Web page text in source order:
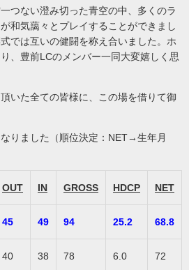
つない澄み切った青空の中、多くのラ
和気藹々とプレイすることができまし
では互いの健闘を称え合いました。ホ
、豊前LCのメンバー一同大変嬉しく思
いた全ての皆様に、この場を借りて御
りました（順位決定：NET→生年月
OUT IN GROSS HDCP NET
45 49 94 25.2 68.8
40 38 78 6.0 72